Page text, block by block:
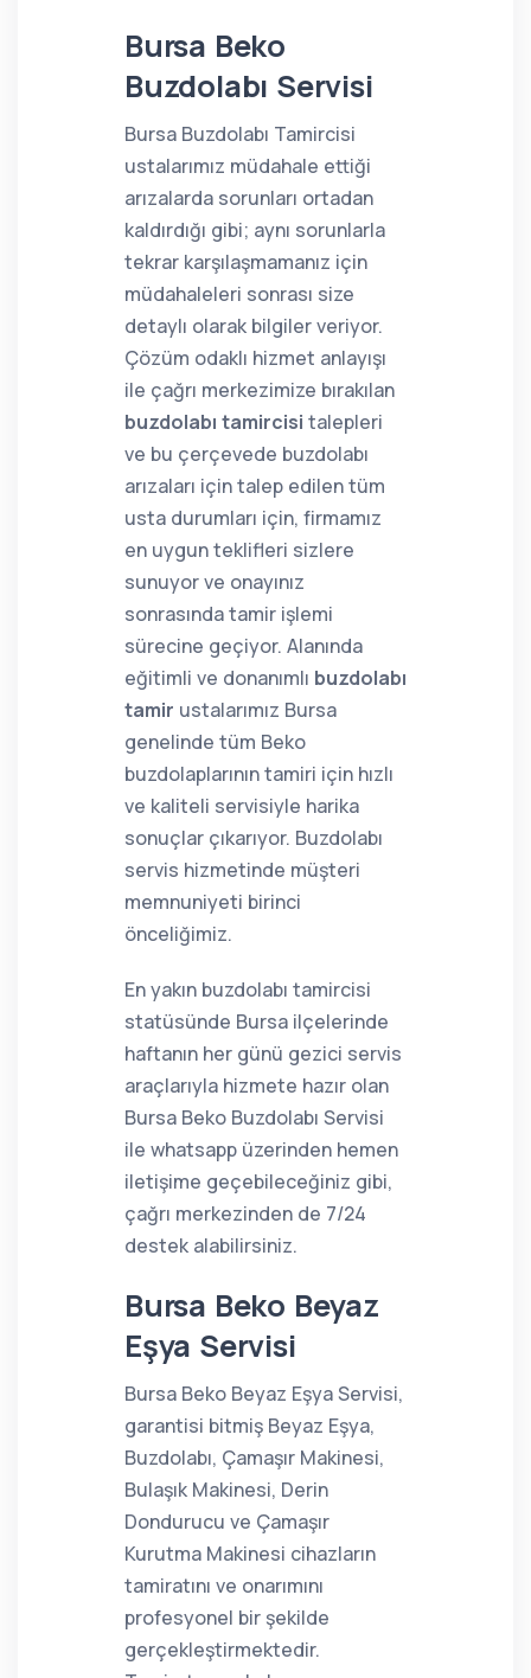
Bursa Beko
Buzdolabı Servisi
Bursa Buzdolabı Tamircisi
ustalarımız müdahale ettiği
arızalarda sorunları ortadan
kaldırdığı gibi; aynı sorunlarla
tekrar karşılaşmamanız için
müdahaleleri sonrası size
detaylı olarak bilgiler veriyor.
Çözüm odaklı hizmet anlayışı
ile çağrı merkezimize bırakılan
buzdolabı tamircisi talepleri
ve bu çerçevede buzdolabı
arızaları için talep edilen tüm
usta durumları için, firmamız
en uygun teklifleri sizlere
sunuyor ve onayınız
sonrasında tamir işlemi
sürecine geçiyor. Alanında
eğitimli ve donanımlı buzdolabı
tamir ustalarımız Bursa
genelinde tüm Beko
buzdolaplarının tamiri için hızlı
ve kaliteli servisiyle harika
sonuçlar çıkarıyor. Buzdolabı
servis hizmetinde müşteri
memnuniyeti birinci
önceliğimiz.
En yakın buzdolabı tamircisi
statüsünde Bursa ilçelerinde
haftanın her günü gezici servis
araçlarıyla hizmete hazır olan
Bursa Beko Buzdolabı Servisi
ile whatsapp üzerinden hemen
iletişime geçebileceğiniz gibi,
çağrı merkezinden de 7/24
destek alabilirsiniz.
Bursa Beko Beyaz
Eşya Servisi
Bursa Beko Beyaz Eşya Servisi,
garantisi bitmiş Beyaz Eşya,
Buzdolabı, Çamaşır Makinesi,
Bulaşık Makinesi, Derin
Dondurucu ve Çamaşır
Kurutma Makinesi cihazların
tamiratını ve onarımını
profesyonel bir şekilde
gerçekleştirmektedir.